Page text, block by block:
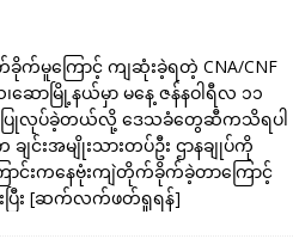
က်မူကြောင့် ကျဆုံးခဲ့ရတဲ့ CNA/CNF
ာမြို့နယ်မှာ မနေ့ ဇန်နဝါရီလ ၁၁
ပြုလုပ်ခဲ့တယ်လို့ ဒေသခံတွေဆီကသိရပါ
င်းအမျိုးသားတပ်ဦး ဌာနချုပ်ကို
ာင်းကနေဗုံးကျဲတိုက်ခိုက်ခဲ့တာကြောင့်
ြီး [ဆက်လက်ဖတ်ရှုရန်]